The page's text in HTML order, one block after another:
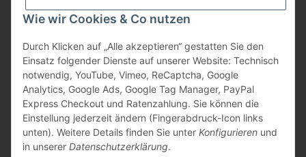
Wie wir Cookies & Co nutzen
Durch Klicken auf „Alle akzeptieren“ gestatten Sie den
Einsatz folgender Dienste auf unserer Website: Technisch
notwendig, YouTube, Vimeo, ReCaptcha, Google
Analytics, Google Ads, Google Tag Manager, PayPal
Express Checkout und Ratenzahlung. Sie können die
Einstellung jederzeit ändern (Fingerabdruck-Icon links
unten). Weitere Details finden Sie unter Konfigurieren und
in unserer Datenschutzerklärung.
Informationen
Gesetzliche Informationen
Vertrag widerrufen